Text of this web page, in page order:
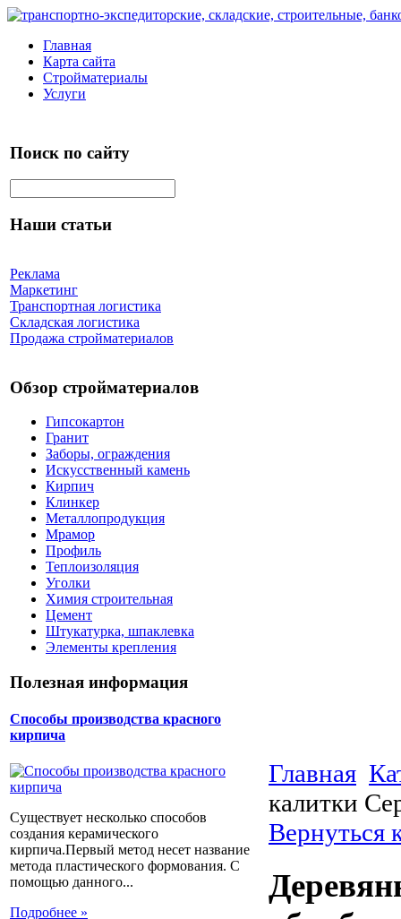
Главная
Карта сайта
Стройматериалы
Услуги
Поиск по сайту
Наши статьи
Реклама
Маркетинг
Транспортная логистика
Складская логистика
Продажа стройматериалов
Обзор стройматериалов
Гипсокартон
Гранит
Заборы, ограждения
Искусственный камень
Кирпич
Клинкер
Металлопродукция
Мрамор
Профиль
Теплоизоляция
Уголки
Химия строительная
Цемент
Штукатурка, шпаклевка
Элементы крепления
Полезная информация
Способы производства красного
кирпича
Существует несколько способов
создания керамического
кирпича.Первый метод несет название
метода пластического формования. С
помощью данного...
Подробнее »
Главная
калитки
Вернуться